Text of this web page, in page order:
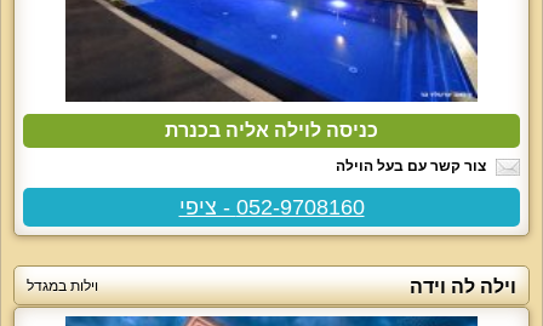
כניסה לוילה אליה בכנרת
צור קשר עם בעל הוילה
052-9708160 - ציפי
וילה לה וידה וילות במגדל